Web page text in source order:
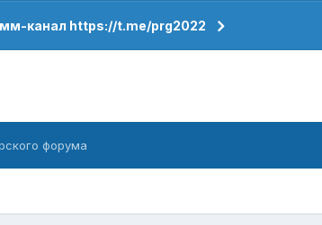
канал https://t.me/prg2022
форума